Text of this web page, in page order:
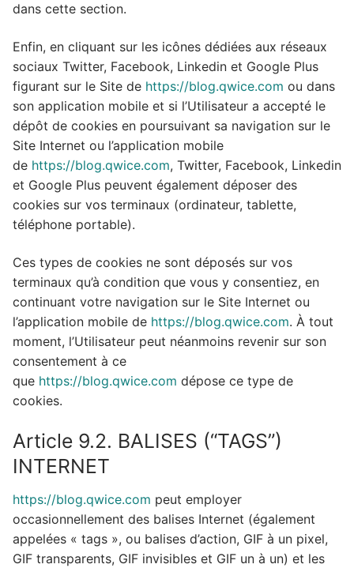
dans cette section.
Enfin, en cliquant sur les icônes dédiées aux réseaux
sociaux Twitter, Facebook, Linkedin et Google Plus
figurant sur le Site de https://blog.qwice.com ou dans
son application mobile et si l’Utilisateur a accepté le
dépôt de cookies en poursuivant sa navigation sur le
Site Internet ou l’application mobile
de https://blog.qwice.com, Twitter, Facebook, Linkedin
et Google Plus peuvent également déposer des
cookies sur vos terminaux (ordinateur, tablette,
téléphone portable).
Ces types de cookies ne sont déposés sur vos
terminaux qu’à condition que vous y consentiez, en
continuant votre navigation sur le Site Internet ou
l’application mobile de https://blog.qwice.com. À tout
moment, l’Utilisateur peut néanmoins revenir sur son
consentement à ce
que https://blog.qwice.com dépose ce type de
cookies.
Article 9.2. BALISES (“TAGS”)
INTERNET
https://blog.qwice.com peut employer
occasionnellement des balises Internet (également
appelées « tags », ou balises d’action, GIF à un pixel,
GIF transparents, GIF invisibles et GIF un à un) et les